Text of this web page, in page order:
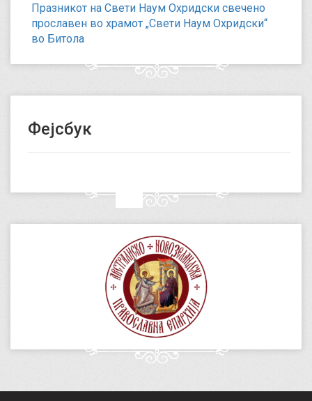
Празникот на Свети Наум Охридски свечено
прославен во храмот „Свети Наум Охридски“
во Битола
Фејсбук